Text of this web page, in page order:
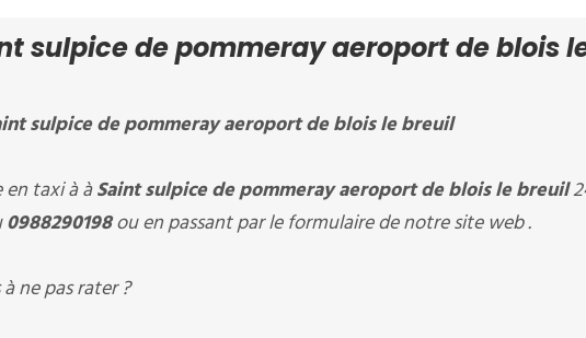
sulpice de pommeray aeroport de blois
sulpice de pommeray aeroport de blois le breuil
en taxi à àSaint sulpice de pommeray aeroport de blois le breuil
0988290198ou en passant par le formulaire de notre site web .
ne pas rater ?